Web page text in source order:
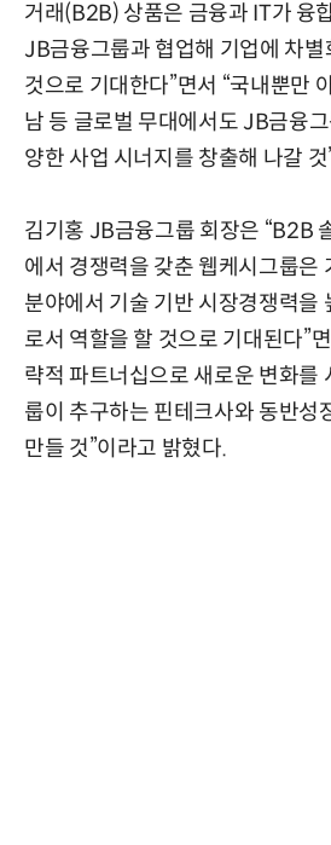
거래(B2B) 상품은 금융과 IT가 융
JB금융그룹과 협업해 기업에 차
것으로 기대한다”면서 “국내뿐만
남 등 글로벌 무대에서도 JB금융
양한 사업 시너지를 창출해 나갈
김기홍 JB금융그룹 회장은 “B2B
에서 경쟁력을 갖춘 웹케시그룹은
분야에서 기술 기반 시장경쟁력을
로서 역할을 할 것으로 기대된다”
략적 파트너십으로 새로운 변화를
룹이 추구하는 핀테크사와 동반성
만들 것”이라고 밝혔다.